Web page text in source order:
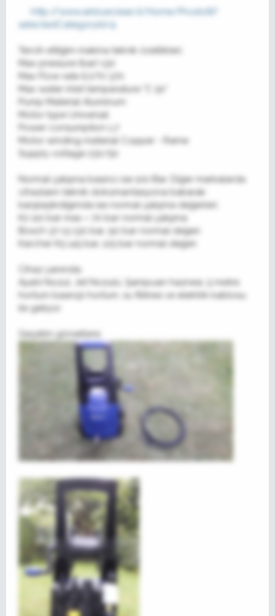
http://www.arblueclean.it/Home/Prodotti?
selectedCategoryId=9
Tercih ettiğim makina teknik özellikleri;
Max pressure (bar) 130
Max Flow rate (Lt/h) 370
Max water inlet temperature °C 50°
Pump Material Aluminum
Motor type Universal
Power consumption 1,7
Motor winding material Copper - Rame
Supply voltage 230/50
Normal çalışma basıncı ise 100 Bar. Diğer markalarda
cihazların teknik dokümantasyona bakarak
karşılaştırdığımda ise normal çalışma değerleri;
K2 110 bar max = 70 bar normal çalışma
Bosch 37-13 130 bar, 90 bar normal değeri
Karcher K5 145 bar, 125 bar normal değeri
Cihaz yanında;
Ayarlı Nozul, Jet Nozulü, Şampuan haznesi, 5 metre
hortum basınçlı hortum, su filitresi ve elektrik kablosu
ile geliyor.
Geçelim görsellere;